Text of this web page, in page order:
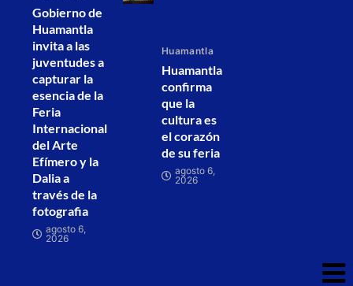
Gobierno de
Huamantla
invita a las
juventudes a
capturar la
esencia de la
Feria
Internacional
del Arte
Efímero y la
Dalia a
través de la
fotografia
agosto 6,
2026
Huamantla
Huamantla
confirma
que la
cultura es
el corazón
de su feria
agosto 6,
2026